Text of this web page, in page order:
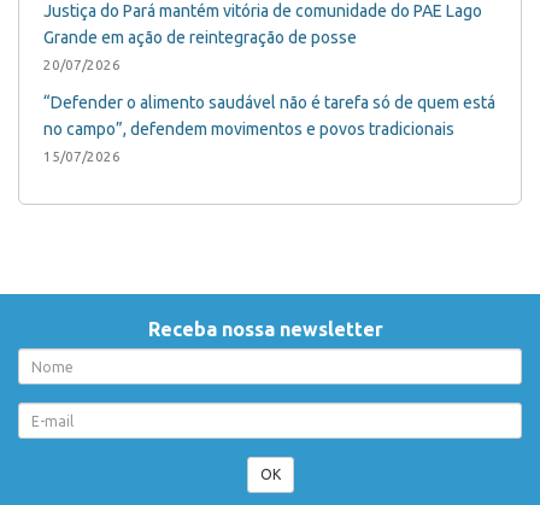
Justiça do Pará mantém vitória de comunidade do PAE Lago
Grande em ação de reintegração de posse
20/07/2026
“Defender o alimento saudável não é tarefa só de quem está
no campo”, defendem movimentos e povos tradicionais
15/07/2026
Receba nossa newsletter
OK